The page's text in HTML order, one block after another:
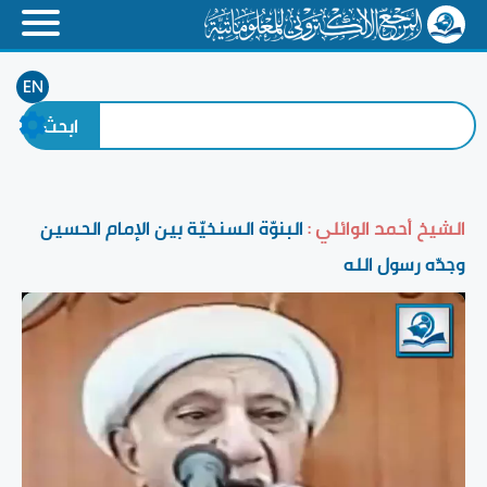
EN
الشيخ أحمد الوائلي :البنوّة السنخيّة بين الإمام الحسين
وجدّه رسول الله